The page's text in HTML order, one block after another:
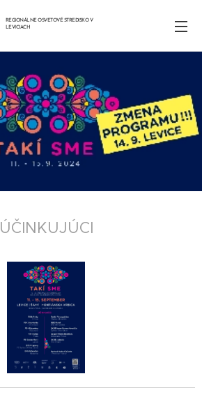
REGIONÁLNE OSVETOVÉ STREDISKO V
LEVICIACH
ÚČINKUJÚCI